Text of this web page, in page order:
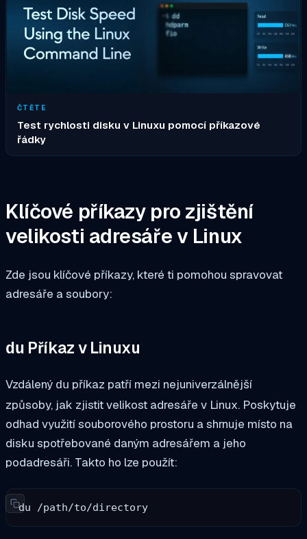
ČTĚTE
Test rychlosti disku v Linuxu pomocí příkazové
řádky
Klíčové příkazy pro zjištění
velikosti adresáře v Linux
Zde jsou klíčové příkazy, které ti pomohou spravovat
adresáře a soubory:
du Příkaz v Linuxu
Vzdálený du příkaz patří mezi nejuniverzálnější
způsoby, jak zjistit velikost adresáře v Linux. Poskytuje
odhad využití souborového prostoru a shrnuje místo na
disku spotřebované daným adresářem a jeho
podadresáři. Takto ho lze použít:
du /path/to/directory